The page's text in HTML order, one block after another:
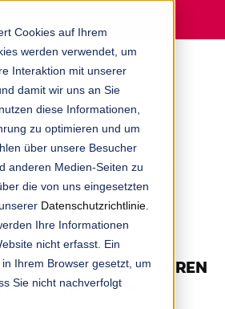
Cookies auf Ihrem
werden verwendet, um
Interaktion mit unserer
damit wir uns an Sie
diese Informationen,
zu optimieren und um
über unsere Besucher
anderen Medien-Seiten zu
die von uns eingesetzten
Datenschutzrichtlinie
Ihre Informationen
nicht erfasst. Ein
Ihrem Browser gesetzt, um
Sie nicht nachverfolgt
AUF DEM BLOG ALLES
DIGITALAGENTUR AUS
DIE AGENTUREN
MÜSSEN